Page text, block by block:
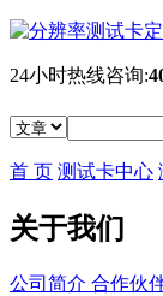
24小时热线咨询:
首 页 测试卡中心
关于我们
公司简介 合作伙